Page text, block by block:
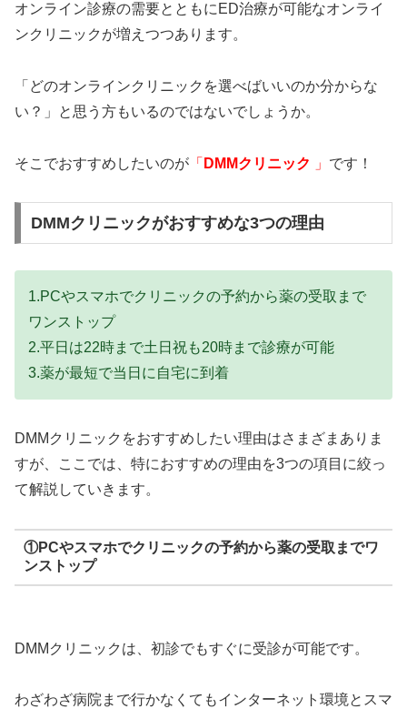
オンライン診療の需要とともにED治療が可能なオンライ
ンクリニックが増えつつあります。
「どのオンラインクリニックを選べばいいのか分からな
い？」と思う方もいるのではないでしょうか。
そこでおすすめしたいのが 「 DMMクリニック 」 です！
DMMクリニックがおすすめな3つの理由
1.PCやスマホでクリニックの予約から薬の受取まで
ワンストップ
2.平日は22時まで土日祝も20時まで診療が可能
3.薬が最短で当日に自宅に到着
DMMクリニックをおすすめしたい理由はさまざまありま
すが、ここでは、特におすすめの理由を3つの項目に絞っ
て解説していきます。
①PCやスマホでクリニックの予約から薬の受取までワ
ンストップ
DMMクリニックは、初診でもすぐに受診が可能です。
わざわざ病院まで行かなくてもインターネット環境とスマ